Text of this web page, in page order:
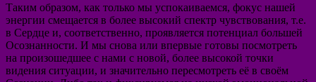
Таким образом, как только мы успокаиваемся, фокус нашей
энергии смещается в более высокий спектр чувствования, т.е.
в Сердце и, соответственно, проявляется потенциал большей
Осознанности. И мы снова или впервые готовы посмотреть
на произошедшее с нами с новой, более высокой точки
видения ситуации, и значительно пересмотреть её в своём